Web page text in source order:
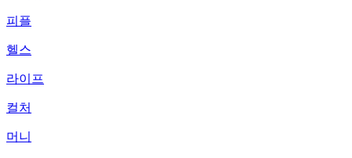
피플
헬스
라이프
컬처
머니